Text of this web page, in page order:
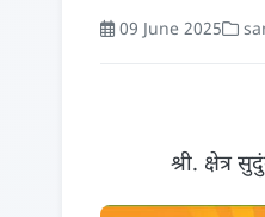
09 June 2025
श्री. क्षेत्र